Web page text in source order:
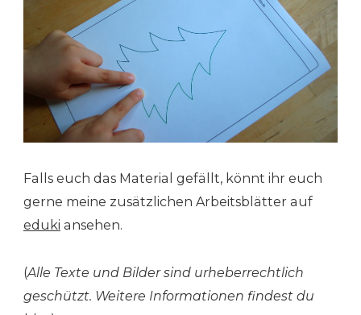
Falls euch das Material gefällt, könnt ihr euch
gerne meine zusätzlichen Arbeitsblätter auf
eduki ansehen.
(Alle Texte und Bilder sind urheberrechtlich
geschützt. Weitere Informationen findest du